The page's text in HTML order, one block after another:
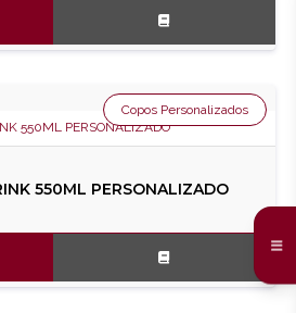
550ML PERSONALIZADO
Copos Personalizados